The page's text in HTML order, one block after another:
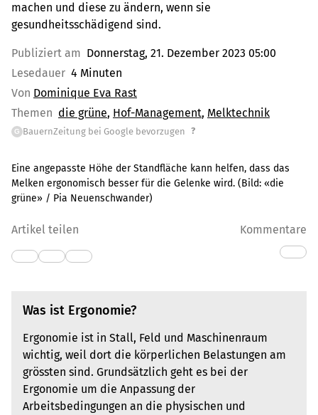
machen und diese zu ändern, wenn sie
gesundheitsschädigend sind.
Publiziert am Donnerstag, 21. Dezember 2023 05:00
Lesedauer 4 Minuten
Von Dominique Eva Rast
Themen die grüne Hof-Management Melktechnik
G BauernZeitung bei Google bevorzugen ?
Eine angepasste Höhe der Standfläche kann helfen, dass das
Melken ergonomisch besser für die Gelenke wird. (Bild: «die
grüne» / Pia Neuenschwander)
Artikel teilen Kommentare
Was ist Ergonomie?
Ergonomie ist in Stall, Feld und Maschinenraum
wichtig, weil dort die körperlichen Belastungen am
grössten sind. Grundsätzlich geht es bei der
Ergonomie um die Anpassung der
Arbeitsbedingungen an die physischen und